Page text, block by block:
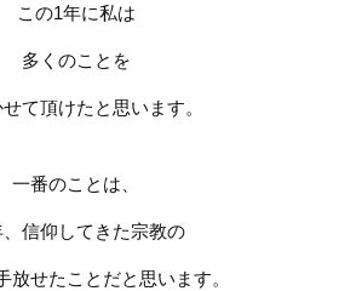
この1年に私は
多くのことを
て頂けたと思います。
一番のことは、
信仰してきた宗教の
放せたことだと思います。